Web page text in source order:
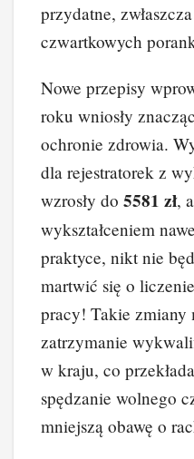
przydatne,
czwartkowych
Nowe przepisy
roku wniosły
ochronie zdrowia.
dla rejestratorek z
wzrosły do 5581 zł,
wykształceniem
praktyce, nikt nie
martwić się o
pracy! Takie zmiany
zatrzymanie
w kraju, co
spędzanie wolnego
mniejszą obawę o